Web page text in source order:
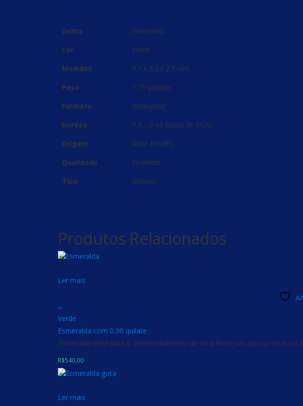
Gema
Esmeralda
Cor
Verde
Medidas
9,7 x 5,3 x 2,7 mm
Peso
1,15 quilates
Formato
Retangular
Dureza
7.5 – 8 na Escala de Mohs
Origem
Nova Era/MG
Qualidade
Excelente
Tipo
Natural
Produtos Relacionados
Ler mais
=
Verde
Esmeralda com 0,90 quilate
Esmeralda ideal para o desenvolvimento de uma linda joia, possui uma
R$540,00
Ler mais